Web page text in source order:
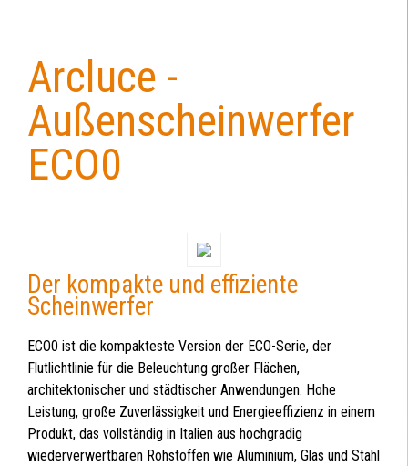
Arcluce -
Außenscheinwerfer
ECO0
Der kompakte und effiziente
Scheinwerfer
ECO0 ist die kompakteste Version der ECO-Serie, der
Flutlichtlinie für die Beleuchtung großer Flächen,
architektonischer und städtischer Anwendungen. Hohe
Leistung, große Zuverlässigkeit und Energieeffizienz in einem
Produkt, das vollständig in Italien aus hochgradig
wiederverwertbaren Rohstoffen wie Aluminium, Glas und Stahl